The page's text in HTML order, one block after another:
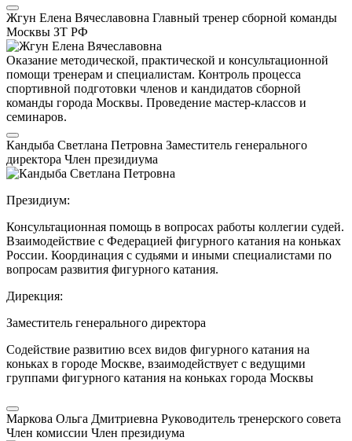
Жгун Елена Вячеславовна Главный тренер сборной команды
Москвы ЗТ РФ
Оказание методической, практической и консультационной
помощи тренерам и специалистам. Контроль процесса
спортивной подготовки членов и кандидатов сборной
команды города Москвы. Проведение мастер-классов и
семинаров.
Кандыба Светлана Петровна Заместитель генерального
директора Член президиума
Президиум:
Консультационная помощь в вопросах работы коллегии судей.
Взаимодействие с Федерацией фигурного катания на коньках
России. Координация с судьями и иными специалистами по
вопросам развития фигурного катания.
Дирекция:
Заместитель генерального директора
Содействие развитию всех видов фигурного катания на
коньках в городе Москве, взаимодействует с ведущими
группами фигурного катания на коньках города Москвы
Маркова Ольга Дмитриевна Руководитель тренерского совета
Член комиссии Член президиума